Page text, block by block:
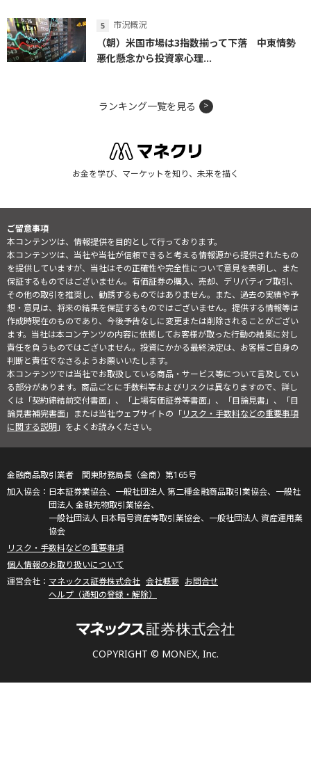
市況概況
（朝）米国市場は3指数揃って下落 中東情勢
悪化懸念から投資家心理...
ランキング一覧を見る
お金を学び、マーケットを知り、未来を描く
ご留意事項
本コンテンツは、情報提供を目的として行っております。
本コンテンツは、当社や当社が信頼できると考える情報源から提供されたもの
を提供していますが、当社はその正確性や完全性について意見を表明し、また
保証するものではございません。有価証券の購入、売却、デリバティブ取引、
その他の取引を推奨し、勧誘するものではありません。また、過去の実績や予
想・意見は、将来の結果を保証するものではございません。提供する情報等は
作成時現在のものであり、今後予告なしに変更または削除されることがござい
ます。当社は本コンテンツの内容に依拠してお客様が取った行動の結果に対し
責任を負うものではございません。投資にかかる最終決定は、お客様ご自身の
判断と責任でなさるようお願いいたします。
本コンテンツでは当社でお取扱している商品・サービス等について言及してい
る部分があります。商品ごとに手数料等およびリスクは異なりますので、詳し
くは「契約締結前交付書面」、「上場有価証券等書面」、「目論見書」、「目
論見書補完書面」または当社ウェブサイトの「リスク・手数料などの重要事項
に関する説明」をよくお読みください。
COPYRIGHT © MONEX, Inc.
金融商品取引業者 関東財務局長（金商）第165号
日本証券業協会、一般社団法人 第二種金融商品取引業協会、一般社
団法人 金融先物取引業協会、
一般社団法人 日本暗号資産等取引業協会、一般社団法人 資産運用業
協会
リスク・手数料などの重要事項
個人情報のお取り扱いについて
マネックス証券株式会社 会社概要 お問合せ
ヘルプ（通知の登録・解除）